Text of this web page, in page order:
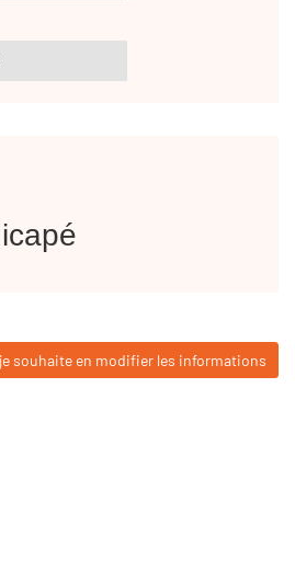
souhaite en modifier les informations